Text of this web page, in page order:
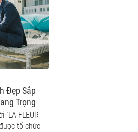
Đẹp Sắp
Trọng
Tại Khách
FLEUR
được tổ chức